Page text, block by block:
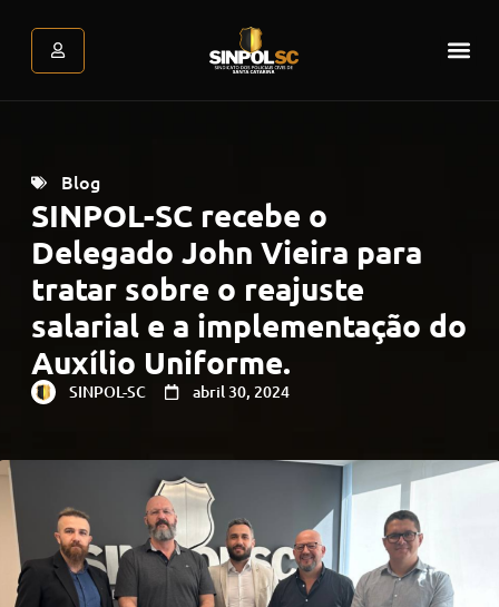
Blog
SINPOL-SC recebe o
Delegado John Vieira para
tratar sobre o reajuste
salarial e a implementação do
Auxílio Uniforme.
SINPOL-SC abril 30, 2024